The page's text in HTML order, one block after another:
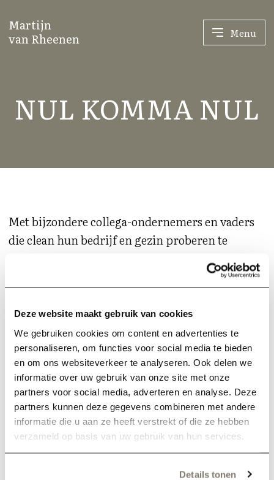
Deze website maakt gebruik van cookies
We gebruiken cookies om content en advertenties te
personaliseren, om functies voor social media te bieden
en om ons websiteverkeer te analyseren. Ook delen we
informatie over uw gebruik van onze site met onze
partners voor social media, adverteren en analyse. Deze
partners kunnen deze gegevens combineren met andere
informatie die u aan ze heeft verstrekt of die ze hebben
verzameld op basis van uw gebruik van hun services.
Details tonen
Martijn
van Rheenen
Menu
NUL KOMMA NUL
Met bijzondere collega-ondernemers en vaders
die clean hun bedrijf en gezin proberen te
dienen, start ik de podcast ‘NUL KOMMA NUL’
over ondernemen en vaderschap zonder
Nieuwe Lijmsnuiven’ en ‘Willem I - de Opium
Koning’, gaan we met gevoel voor humor en
geschiedenis onze hedendaagse uitdagingen als
vader en ondernemer te lijf. Zónder verdoving
en mét specialisten ontdekken we of Hollanders
echt zo nuchter zijn…